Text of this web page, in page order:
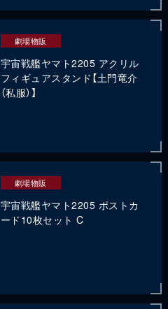
劇場物販
宇宙戦艦ヤマト2205 アクリル
フィギュアスタンド【土門竜介
（私服）】
劇場物販
宇宙戦艦ヤマト2205 ポストカ
ード10枚セット C